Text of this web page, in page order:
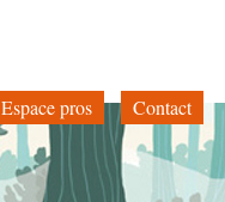
Espace pros Contact